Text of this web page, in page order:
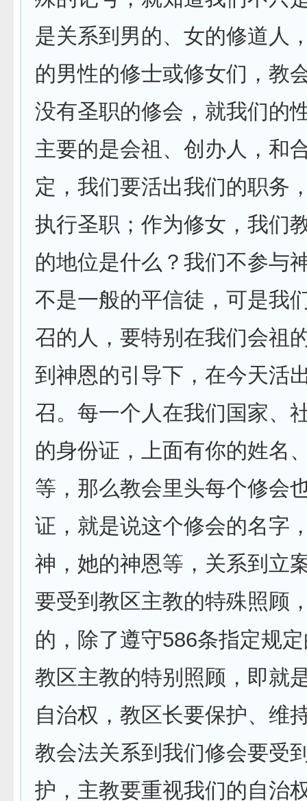
是关系到男的、女的修道人
的男性的修士或修女们，教
没有圣职的修会，就我们的
主要的是会祖、创办人，和
定，我们要活出我们的职务
执行圣职；作为修女，我们
的地位是什么？我们不参与
不是一般的平信徒，可是我
召的人，要特别在我们会祖
到神恩的引导下，在今天活
召。每一个人在我们国家、
的身份证，上面有你的姓名
等，那么教会里头每个修会
证，就是说这个修会的名字
神，她的神恩等，关系到立
要受到教区主教的特殊照顾
的，除了遵守586条指定规
教区主教的特别照顾，即就
自治权，教区长要保护、维
教会法关系到我们修会要受
护，主教要重视我们的自治